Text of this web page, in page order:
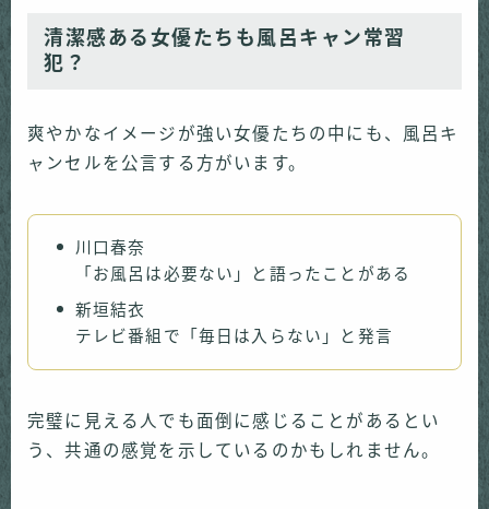
清潔感ある女優たちも風呂キャン常習
犯？
爽やかなイメージが強い女優たちの中にも、風呂キ
ャンセルを公言する方がいます。
川口春奈
「お風呂は必要ない」と語ったことがある
新垣結衣
テレビ番組で「毎日は入らない」と発言
完璧に見える人でも面倒に感じることがあるとい
う、共通の感覚を示しているのかもしれません。